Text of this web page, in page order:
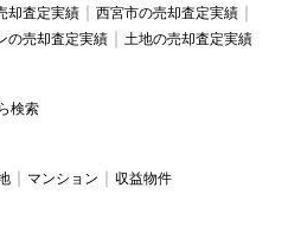
却査定実績
西宮市の売却査定実績
の売却査定実績 土地の売却査定実績
検索
マンション 収益物件